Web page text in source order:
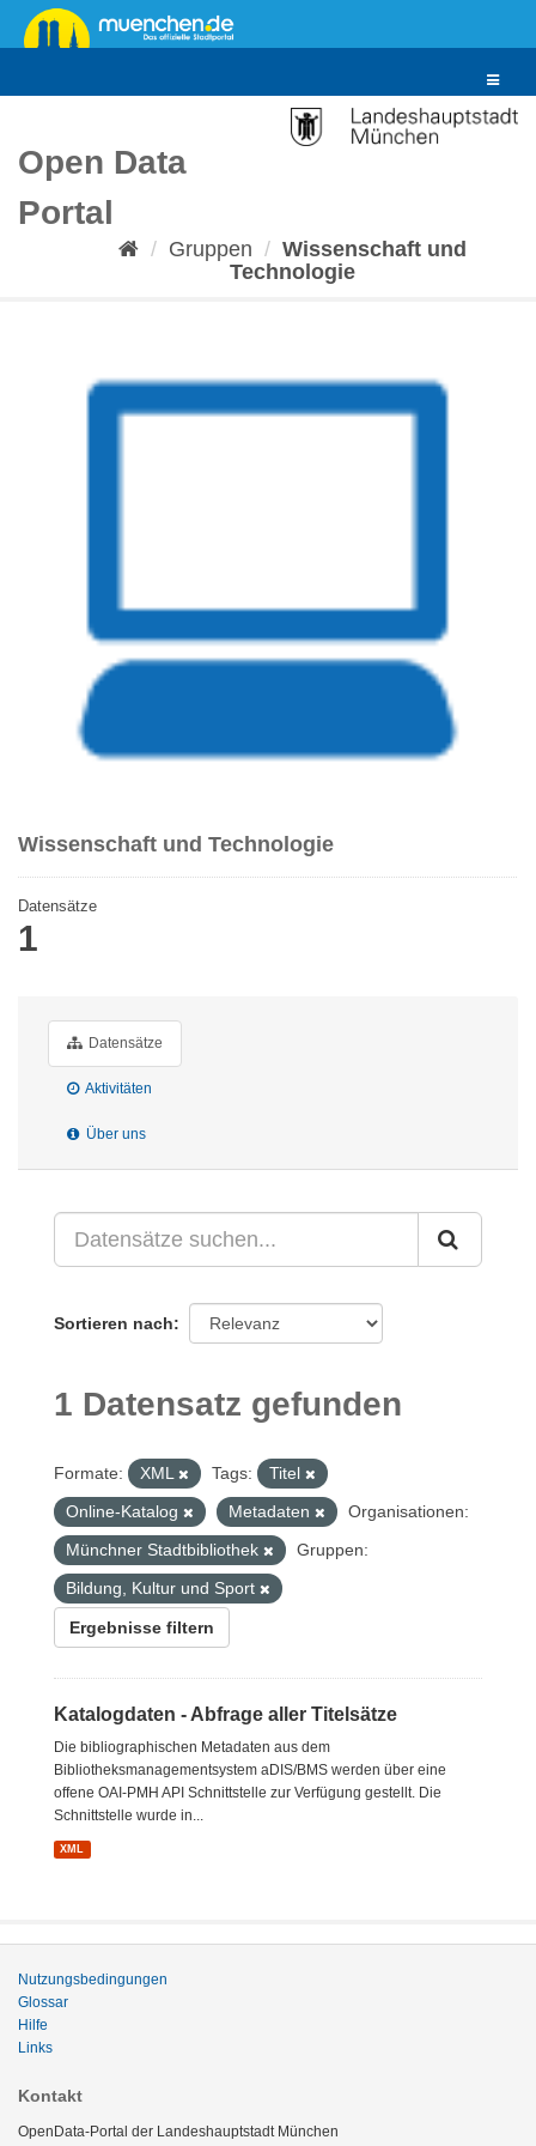
Überspringen
zum
Toggle
Open Data
Portal
Gruppen
Wissenschaft und
Technologie
Wissenschaft und Technologie
Datensätze
1
Datensätze
Aktivitäten
Über uns
Sortieren nach
1 Datensatz gefunden
Formate: XML Tags:
Titel
Online-Katalog
Metadaten
Organisationen:
Münchner Stadtbibliothek
Gruppen:
Bildung, Kultur und Sport
Ergebnisse filtern
Katalogdaten - Abfrage aller Titelsätze
Die bibliographischen Metadaten aus dem
Bibliotheksmanagementsystem aDIS/BMS werden über eine
offene OAI-PMH API Schnittstelle zur Verfügung gestellt. Die
Schnittstelle wurde in...
XML
Nutzungsbedingungen
Glossar
Hilfe
Links
Kontakt
OpenData-Portal der Landeshauptstadt München